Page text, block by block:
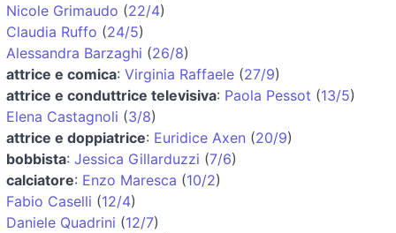
Nicole Grimaudo (22/4)
Claudia Ruffo (24/5)
Alessandra Barzaghi (26/8)
attrice e comica: Virginia Raffaele (27/9)
attrice e conduttrice televisiva: Paola Pessot (13/5)
Elena Castagnoli (3/8)
attrice e doppiatrice: Euridice Axen (20/9)
bobbista: Jessica Gillarduzzi (7/6)
calciatore: Enzo Maresca (10/2)
Fabio Caselli (12/4)
Daniele Quadrini (12/7)